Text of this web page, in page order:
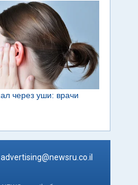
advertising@newsru.co.il